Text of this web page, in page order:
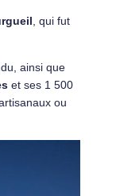
, qui fut
ainsi que
et ses 1 500
ou